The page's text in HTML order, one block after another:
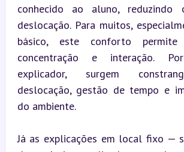
conhecido ao aluno,
deslocação. Para muitos,
básico, este conforto
concentração e interação.
explicador, surgem
deslocação, gestão de tempo e
do ambiente.
Já as explicações em local fixo —